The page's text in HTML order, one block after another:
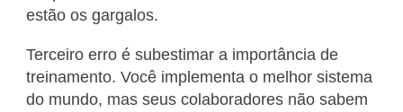
estão os gargalos.
Terceiro erro é subestimar a importância de
treinamento. Você implementa o melhor sistema
do mundo, mas seus colaboradores não sabem